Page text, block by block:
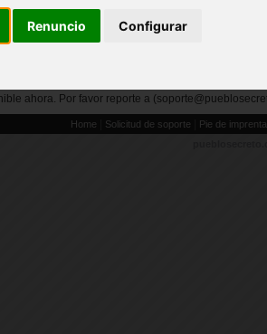
Renuncio Configurar
miembros
ahora. Por favor reporte a
Home Solicitud de soporte Pie de imprenta